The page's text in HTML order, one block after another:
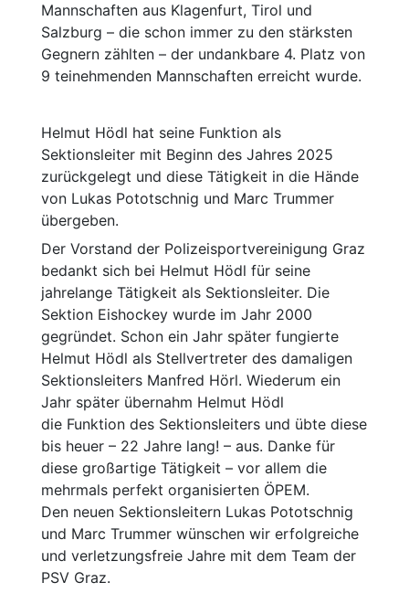
Mannschaften aus Klagenfurt, Tirol und
Salzburg – die schon immer zu den stärksten
Gegnern zählten – der undankbare 4. Platz von
9 teinehmenden Mannschaften erreicht wurde.
Helmut Hödl hat seine Funktion als
Sektionsleiter mit Beginn des Jahres 2025
zurückgelegt und diese Tätigkeit in die Hände
von Lukas Pototschnig und Marc Trummer
übergeben.
Der Vorstand der Polizeisportvereinigung Graz
bedankt sich bei Helmut Hödl für seine
jahrelange Tätigkeit als Sektionsleiter. Die
Sektion Eishockey wurde im Jahr 2000
gegründet. Schon ein Jahr später fungierte
Helmut Hödl als Stellvertreter des damaligen
Sektionsleiters Manfred Hörl. Wiederum ein
Jahr später übernahm Helmut Hödl
die Funktion des Sektionsleiters und übte diese
bis heuer – 22 Jahre lang! – aus. Danke für
diese großartige Tätigkeit – vor allem die
mehrmals perfekt organisierten ÖPEM.
Den neuen Sektionsleitern Lukas Pototschnig
und Marc Trummer wünschen wir erfolgreiche
und verletzungsfreie Jahre mit dem Team der
PSV Graz.